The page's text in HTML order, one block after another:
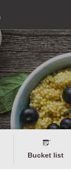
Bucket list